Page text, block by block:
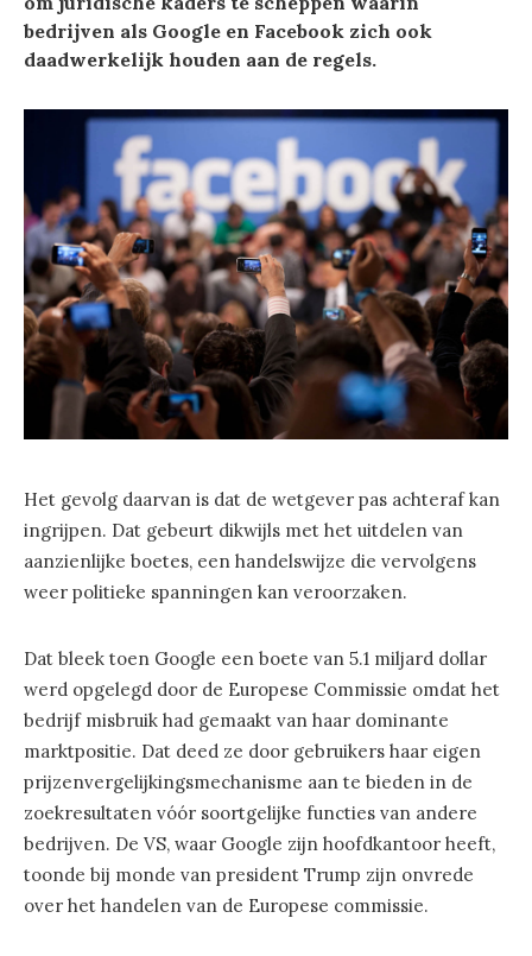
bedrijven als Google en Facebook zich ook
daadwerkelijk houden aan de regels.
Het gevolg daarvan is dat de wetgever pas achteraf kan
ingrijpen. Dat gebeurt dikwijls met het uitdelen van
aanzienlijke boetes, een handelswijze die vervolgens
weer politieke spanningen kan veroorzaken.
Dat bleek toen Google een boete van 5.1 miljard dollar
werd opgelegd door de Europese Commissie omdat het
bedrijf misbruik had gemaakt van haar dominante
marktpositie. Dat deed ze door gebruikers haar eigen
prijzenvergelijkingsmechanisme aan te bieden in de
zoekresultaten vóór soortgelijke functies van andere
bedrijven. De VS, waar Google zijn hoofdkantoor heeft,
toonde bij monde van president Trump zijn onvrede
over het handelen van de Europese commissie.